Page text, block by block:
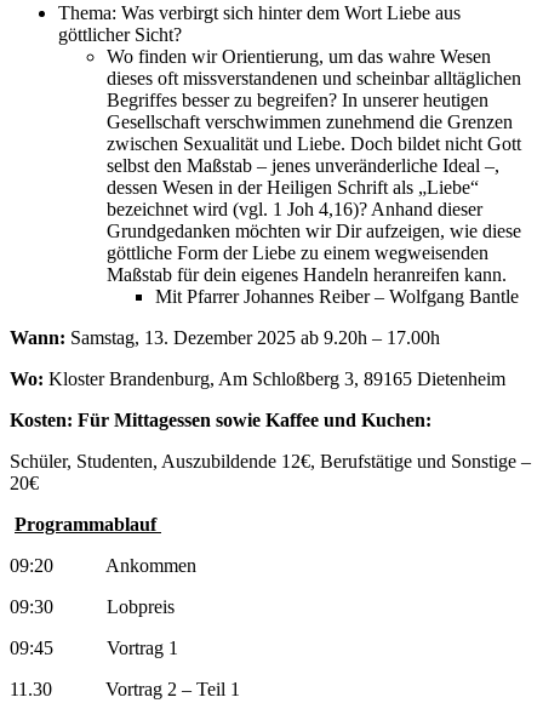
Thema: Was verbirgt sich hinter dem Wort Liebe aus
göttlicher Sicht?
Wo finden wir Orientierung, um das wahre Wesen
dieses oft missverstandenen und scheinbar alltäglichen
Begriffes besser zu begreifen? In unserer heutigen
Gesellschaft verschwimmen zunehmend die Grenzen
zwischen Sexualität und Liebe. Doch bildet nicht Gott
selbst den Maßstab – jenes unveränderliche Ideal –,
dessen Wesen in der Heiligen Schrift als „Liebe“
bezeichnet wird (vgl. 1 Joh 4,16)? Anhand dieser
Grundgedanken möchten wir Dir aufzeigen, wie diese
göttliche Form der Liebe zu einem wegweisenden
Maßstab für dein eigenes Handeln heranreifen kann.
Mit Pfarrer Johannes Reiber – Wolfgang Bantle
Wann: Samstag, 13. Dezember 2025 ab 9.20h – 17.00h
Wo: Kloster Brandenburg, Am Schloßberg 3, 89165 Dietenheim
Kosten: Für Mittagessen sowie Kaffee und Kuchen:
Schüler, Studenten, Auszubildende 12€, Berufstätige und Sonstige –
20€
Programmablauf
09:20 Ankommen
09:30 Lobpreis
09:45 Vortrag 1
11.30 Vortrag 2 – Teil 1